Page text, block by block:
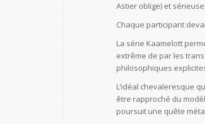
Astier oblige) et
Chaque participant
La série Kaamelott
extrême de par les
philosophiques
L’idéal chevaleresque
être rapproché du
poursuit une quête